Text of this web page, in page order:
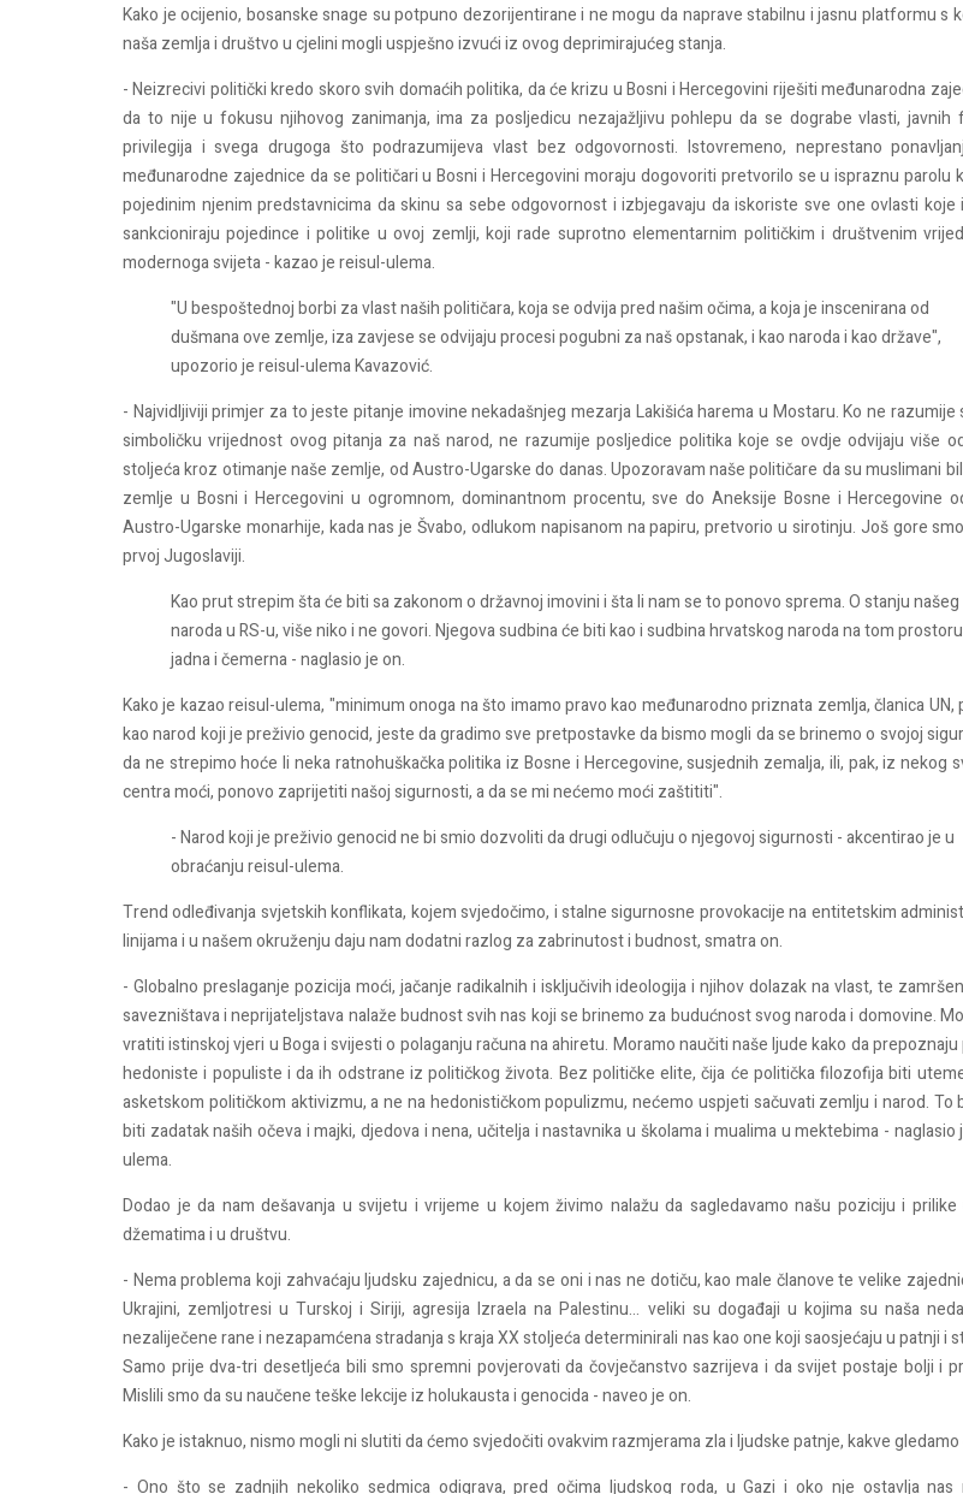
Kako je ocijenio, bosanske snage su potpuno dezorijentirane i ne mogu da naprave stabilnu i jasnu platformu s
naša zemlja i društvo u cjelini mogli uspješno izvući iz ovog deprimirajućeg stanja.
- Neizrecivi politički kredo skoro svih domaćih politika, da će krizu u Bosni i Hercegovini riješiti međunarodna
da to nije u fokusu njihovog zanimanja, ima za posljedicu nezajažljivu pohlepu da se dograbe vlasti, javnih
privilegija i svega drugoga što podrazumijeva vlast bez odgovornosti. Istovremeno, neprestano
međunarodne zajednice da se političari u Bosni i Hercegovini moraju dogovoriti pretvorilo se u ispraznu parolu
pojedinim njenim predstavnicima da skinu sa sebe odgovornost i izbjegavaju da iskoriste sve one ovlasti koje
sankcioniraju pojedince i politike u ovoj zemlji, koji rade suprotno elementarnim političkim i društvenim
modernoga svijeta - kazao je reisul-ulema.
"U bespoštednoj borbi za vlast naših političara, koja se odvija pred našim očima, a koja je inscenirana od
dušmana ove zemlje, iza zavjese se odvijaju procesi pogubni za naš opstanak, i kao naroda i kao države",
upozorio je reisul-ulema Kavazović.
- Najvidljiviji primjer za to jeste pitanje imovine nekadašnjeg mezarja Lakišića harema u Mostaru. Ko ne razumije
simboličku vrijednost ovog pitanja za naš narod, ne razumije posljedice politika koje se ovdje odvijaju više
stoljeća kroz otimanje naše zemlje, od Austro-Ugarske do danas. Upozoravam naše političare da su muslimani
zemlje u Bosni i Hercegovini u ogromnom, dominantnom procentu, sve do Aneksije Bosne i Hercegovine
Austro-Ugarske monarhije, kada nas je Švabo, odlukom napisanom na papiru, pretvorio u sirotinju. Još gore
prvoj Jugoslaviji.
Kao prut strepim šta će biti sa zakonom o državnoj imovini i šta li nam se to ponovo sprema. O stanju našeg
naroda u RS-u, više niko i ne govori. Njegova sudbina će biti kao i sudbina hrvatskog naroda na tom
jadna i čemerna - naglasio je on.
Kako je kazao reisul-ulema, "minimum onoga na što imamo pravo kao međunarodno priznata zemlja, članica UN,
kao narod koji je preživio genocid, jeste da gradimo sve pretpostavke da bismo mogli da se brinemo o svojoj
da ne strepimo hoće li neka ratnohuškačka politika iz Bosne i Hercegovine, susjednih zemalja, ili, pak, iz nekog
centra moći, ponovo zaprijetiti našoj sigurnosti, a da se mi nećemo moći zaštititi".
- Narod koji je preživio genocid ne bi smio dozvoliti da drugi odlučuju o njegovoj sigurnosti - akcentirao je u
obraćanju reisul-ulema.
Trend odleđivanja svjetskih konflikata, kojem svjedočimo, i stalne sigurnosne provokacije na entitetskim
linijama i u našem okruženju daju nam dodatni razlog za zabrinutost i budnost, smatra on.
- Globalno preslaganje pozicija moći, jačanje radikalnih i isključivih ideologija i njihov dolazak na vlast, te
savezništava i neprijateljstava nalaže budnost svih nas koji se brinemo za budućnost svog naroda i domovine.
vratiti istinskoj vjeri u Boga i svijesti o polaganju računa na ahiretu. Moramo naučiti naše ljude kako da
hedoniste i populiste i da ih odstrane iz političkog života. Bez političke elite, čija će politička filozofija biti
asketskom političkom aktivizmu, a ne na hedonističkom populizmu, nećemo uspjeti sačuvati zemlju i narod. To
biti zadatak naših očeva i majki, djedova i nena, učitelja i nastavnika u školama i mualima u mektebima - naglasio
ulema.
Dodao je da nam dešavanja u svijetu i vrijeme u kojem živimo nalažu da sagledavamo našu poziciju i prilike
džematima i u društvu.
- Nema problema koji zahvaćaju ljudsku zajednicu, a da se oni i nas ne dotiču, kao male članove te velike
Ukrajini, zemljotresi u Turskoj i Siriji, agresija Izraela na Palestinu... veliki su događaji u kojima su naša
nezaliječene rane i nezapamćena stradanja s kraja XX stoljeća determinirali nas kao one koji saosjećaju u patnji i
Samo prije dva-tri desetljeća bili smo spremni povjerovati da čovječanstvo sazrijeva i da svijet postaje bolji i
Mislili smo da su naučene teške lekcije iz holukausta i genocida - naveo je on.
Kako je istaknuo, nismo mogli ni slutiti da ćemo svjedočiti ovakvim razmjerama zla i ljudske patnje, kakve gledamo
- Ono što se zadnjih nekoliko sedmica odigrava, pred očima ljudskog roda, u Gazi i oko nje ostavlja nas